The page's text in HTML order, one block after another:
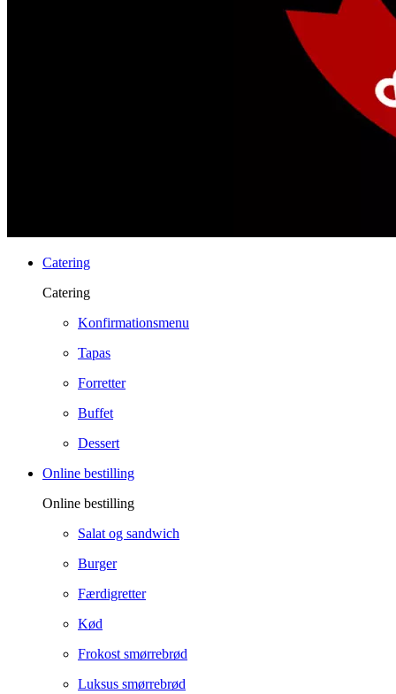
Catering
Catering
Konfirmationsmenu
Tapas
Forretter
Buffet
Dessert
Online bestilling
Online bestilling
Salat og sandwich
Burger
Færdigretter
Kød
Frokost smørrebrød
Luksus smørrebrød